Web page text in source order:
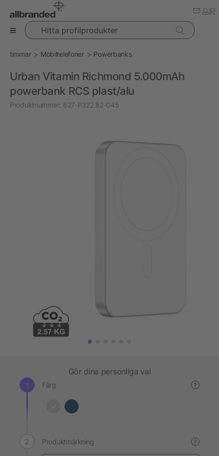
Hitta profilprodukter
timmar Mobiltelefoner Powerbanks
Urban Vitamin Richmond 5.000mAh
powerbank RCS plast/alu
Produktnummer: 627-P322.82-045
Gör dina personliga val
Färg ?
Produktmärkning ?